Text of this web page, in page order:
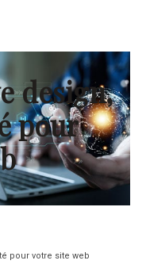
design,
pour
pour votre site web